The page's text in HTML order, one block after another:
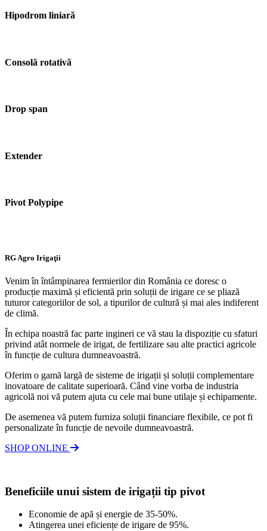
Hipodrom liniară
Consolă rotativă
Drop span
Extender
Pivot Polypipe
RG Agro Irigaţii
Venim în întâmpinarea fermierilor din România ce doresc o
producție maximă și eficientă prin soluții de irigare ce se pliază
tuturor categoriilor de sol, a tipurilor de cultură și mai ales indiferent
de climă.
În echipa noastră fac parte ingineri ce vă stau la dispoziție cu sfaturi
privind atât normele de irigat, de fertilizare sau alte practici agricole
în funcție de cultura dumneavoastră.
Oferim o gamă largă de sisteme de irigații și soluții complementare
inovatoare de calitate superioară. Când vine vorba de industria
agricolă noi vă putem ajuta cu cele mai bune utilaje și echipamente.
De asemenea vă putem furniza soluții financiare flexibile, ce pot fi
personalizate în funcție de nevoile dumneavoastră.
SHOP ONLINE
Beneficiile unui sistem de irigații tip pivot
Economie de apă și energie de 35-50%.
Atingerea unei eficiențe de irigare de 95%.